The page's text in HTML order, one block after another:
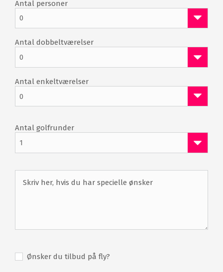
Antal personer
0
Antal dobbeltværelser
0
Antal enkeltværelser
0
Antal golfrunder
1
Ønsker du tilbud på fly?